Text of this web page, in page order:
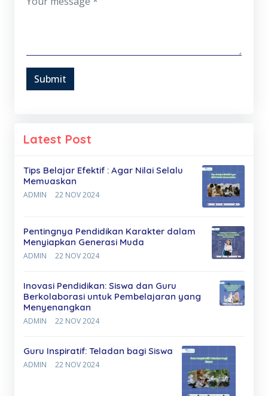
Submit
Latest Post
Tips Belajar Efektif : Agar Nilai Selalu
Memuaskan
ADMIN 22 NOV 2024
Pentingnya Pendidikan Karakter dalam
Menyiapkan Generasi Muda
ADMIN 22 NOV 2024
Inovasi Pendidikan: Siswa dan Guru
Berkolaborasi untuk Pembelajaran yang
Menyenangkan
ADMIN 22 NOV 2024
Guru Inspiratif: Teladan bagi Siswa
ADMIN 22 NOV 2024